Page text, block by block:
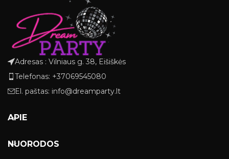
Adresas : Vilniaus g. 38, Eišiškės
Telefonas: +37069545080
El. paštas: info@dreamparty.lt
APIE
NUORODOS